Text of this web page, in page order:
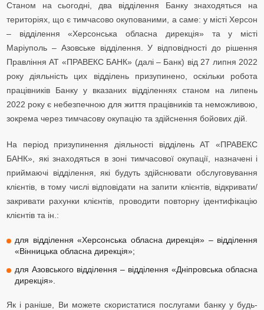
Станом на сьогодні, два відділення Банку знаходяться на
територіях, що є тимчасово окупованими, а саме: у місті Херсон
– відділення «Херсонська обласна дирекція» та у місті
Маріуполь – Азовське відділення. У відповідності до рішення
Правління АТ «ПРАВЕКС БАНК» (далі – Банк) від 27 липня 2022
року діяльність цих відділень призупинено, оскільки робота
працівників Банку у вказаних відділеннях станом на липень
2022 року є небезпечною для життя працівників та неможливою,
зокрема через тимчасову окупацію та здійснення бойових дій.
На період призупинення діяльності відділень АТ «ПРАВЕКС
БАНК», які знаходяться в зоні тимчасової окупації, назначені і
приймаючі відділення, які будуть здійснювати обслуговування
клієнтів, в тому числі відповідати на запити клієнтів, відкривати/
закривати рахунки клієнтів, проводити повторну ідентифікацію
клієнтів та ін.:
для відділення «Херсонська обласна дирекція» – відділення
«Вінницька обласна дирекція»;
для Азовського відділення – відділення «Дніпровська обласна
дирекція».
Як і раніше, Ви можете скористатися послугами банку у будь-